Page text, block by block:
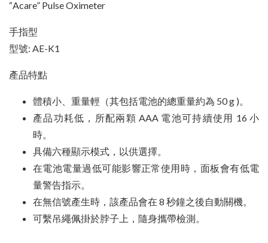
“Acare” Pulse Oximeter
手指型
型號: AE-K1
產品特點
體積小、重量輕（其包括電池的總重量約為 50 g )。
產品功耗低，所配兩顆 AAA 電池可持續使用 16 小
時。
具備六種顯示模式，以供選擇。
在電池電量過低可能影響正常使用時，面板會有低電
量警告指示。
在無信號產生時，該產品會在 8 秒鐘之後自動關機。
可繫吊繩佩掛於脖子上，隨身攜帶檢測。